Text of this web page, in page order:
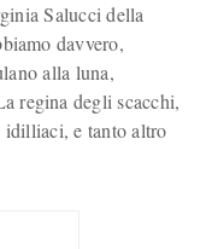
Salucci della
davvero,
alla luna,
regina degli scacchi,
e tanto altro